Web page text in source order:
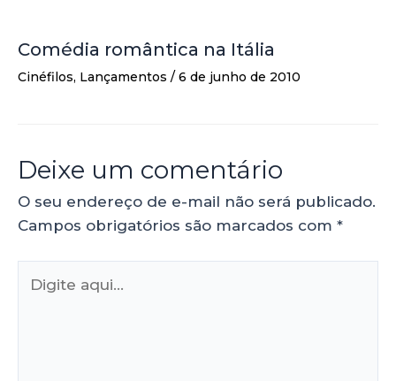
Comédia romântica na Itália
Cinéfilos, Lançamentos / 6 de junho de 2010
Deixe um comentário
O seu endereço de e-mail não será publicado.
Campos obrigatórios são marcados com *